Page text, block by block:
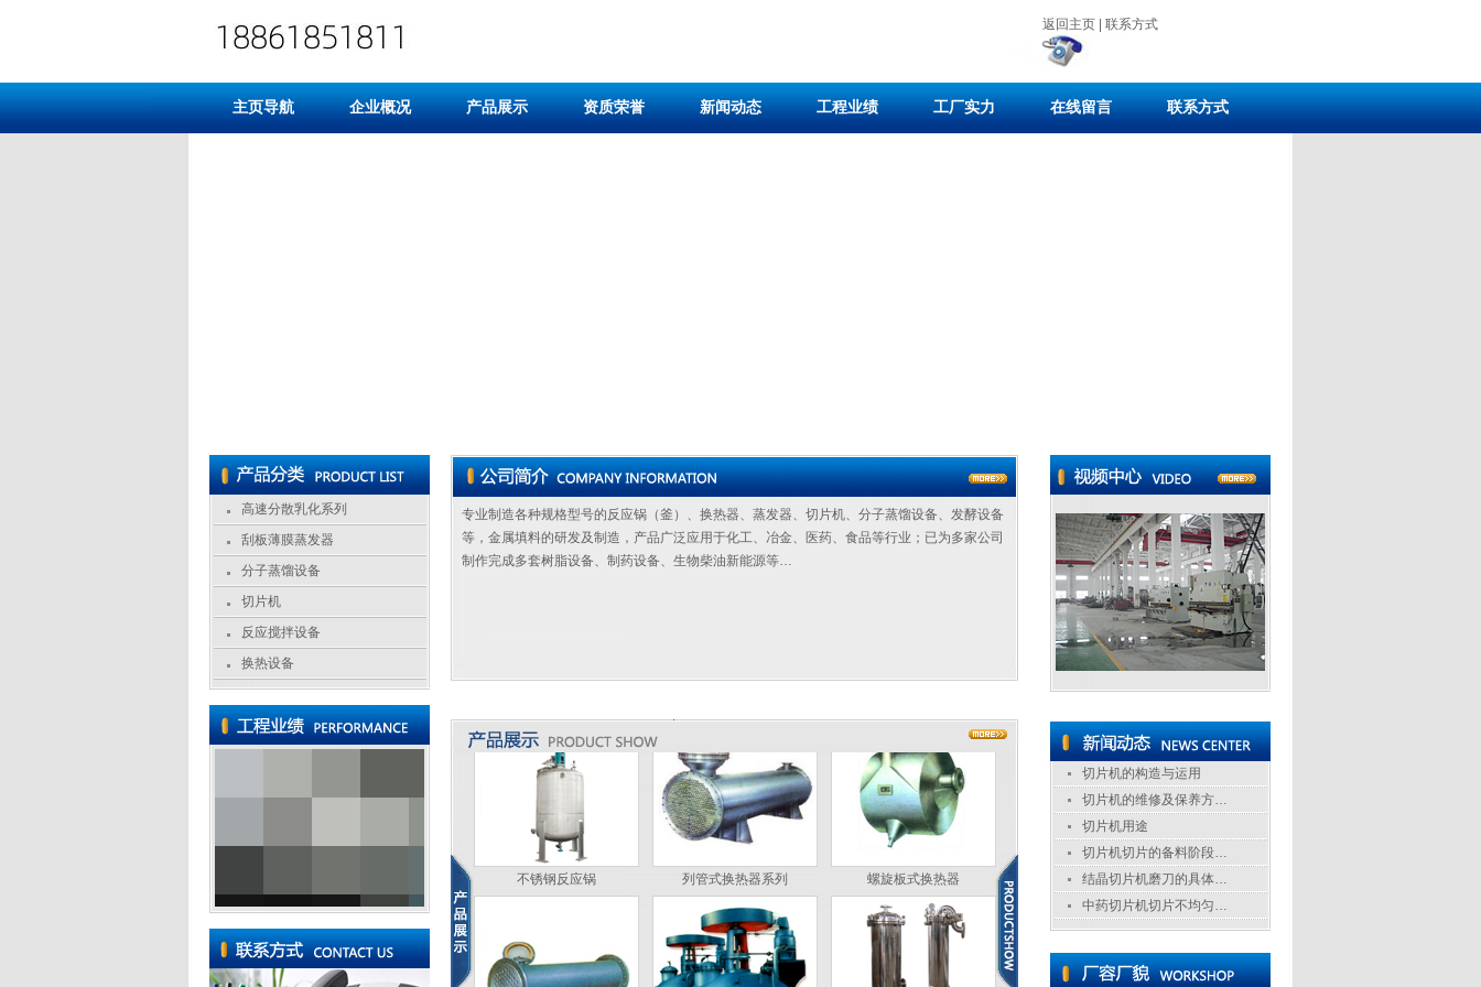
返回主页 联系方式
主页导航 企业概况 产品展示 资质荣誉 新闻动态 工程业绩 工厂实力 在线留言 联系方式
高速分散乳化系列
刮板薄膜蒸发器
分子蒸馏设备
切片机
反应搅拌设备
换热设备
专业制造各种规格型号的反应锅（釜）、换热器、蒸发器、切片机、分子蒸馏设备、发酵设备
等，金属填料的研发及制造，产品广泛应用于化工、冶金、医药、食品等行业；已为多家公司
制作完成多套树脂设备、制药设备、生物柴油新能源等…
切片机 切片机 切片机
不锈钢反应锅 列管式换热器系列 螺旋板式换热器
切片机的构造与运用
切片机的维修及保养方…
切片机用途
切片机切片的备料阶段…
结晶切片机磨刀的具体…
中药切片机切片不均匀…